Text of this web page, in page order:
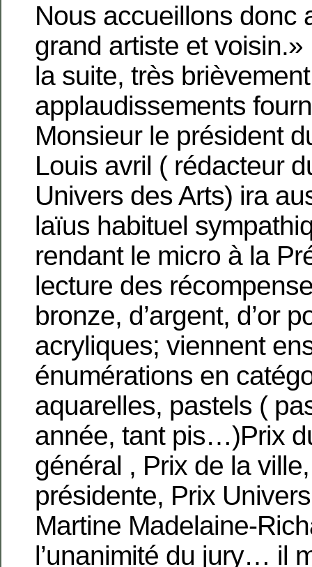
Nous accueillons donc
grand artiste et
la suite, très
applaudissements
Monsieur le président
Louis avril ( rédacteur
Univers des Arts) ira
laïus habituel
rendant le micro à la
lecture des
bronze, d’argent, d’or
acryliques; viennent
énumérations en
aquarelles, pastels (
année, tant pis…)Prix
général , Prix de la
présidente, Prix
Martine Madelaine-
l’unanimité du jury… il